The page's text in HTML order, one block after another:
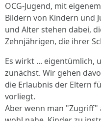
OCG-Jugend, mit
Bildern von Kindern und
und Alter stehen dabei,
Zehnjährigen, die ihrer
Es wirkt ... eigentümlich,
zunächst. Wir gehen
die Erlaubnis der Eltern
vorliegt.
Aber wenn man "Zugriff"